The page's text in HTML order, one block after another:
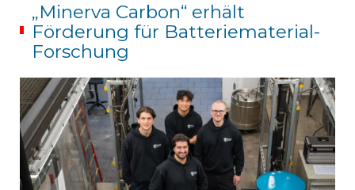
„Minerva Carbon“ erhält
Förderung für Batteriematerial-
Forschung